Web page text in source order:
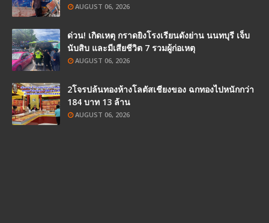
AUGUST 06, 2026
ด่วน! เกิดเหตุ กราดยิงโรงเรียนดังย่าน นนทบุรี เจ็บ
นับสิบ และมีเสียชีวิต 7 รวมผู้ก่อเหตุ
AUGUST 06, 2026
2โจรปล้นทองห้างโลตัสเชียงของ ฉกทองไปหนักกว่า
184 บาท 13 ล้าน
AUGUST 06, 2026